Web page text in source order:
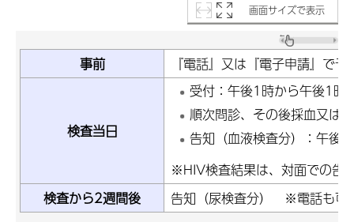
画面サイズで表示
事前 『電話』又は『電子申請』で予
検査当日
受付：午後1時から午後1時
順次問診、その後採血又は
告知（血液検査分）：午後
※HIV検査結果は、対面での告
検査から2週間後
告知（尿検査分） ※電話も可